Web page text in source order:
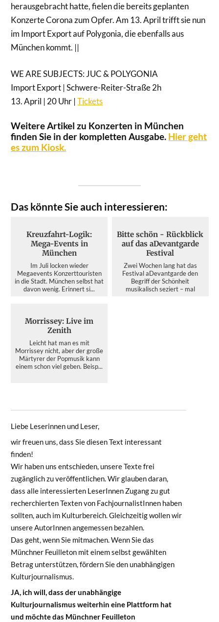
herausgebracht hatte, fielen die bereits geplanten
Konzerte Corona zum Opfer. Am 13. April trifft sie nun
im Import Export auf Polygonia, die ebenfalls aus
München kommt. ||
WE ARE SUBJECTS: JUC & POLYGONIA
Import Export | Schwere-Reiter-Straße 2h
13. April | 20 Uhr |Tickets
Weitere Artikel zu Konzerten in München
finden Sie in der kompletten Ausgabe. Hier geht
es zum Kiosk.
Das könnte Sie auch interessieren:
Kreuzfahrt-Logik:
Mega-Events in
München
Im Juli locken wieder
Megaevents Konzerttouristen
in die Stadt. München selbst hat
davon wenig. Erinnert si...
Bitte schön - Rückblick
auf das aDevantgarde
Festival
Zwei Wochen lang hat das
Festival aDevantgarde den
Begriff der Schönheit
musikalisch seziert – mal
Morrissey: Live im
Zenith
Leicht hat man es mit
Morrissey nicht, aber der große
Märtyrer der Popmusik kann
einem schon viel geben. Beisp...
Liebe Leserinnen und Leser,
wir freuen uns, dass Sie diesen Text interessant
finden!
Wir haben uns entschieden, unsere Texte frei
zugänglich zu veröffentlichen. Wir glauben daran,
dass alle interessierten LeserInnen Zugang zu gut
recherchierten Texten von FachjournalistInnen haben
sollten, auch im Kulturbereich. Gleichzeitig wollen wir
unsere AutorInnen angemessen bezahlen.
Das geht, wenn Sie mitmachen. Wenn Sie das
Münchner Feuilleton mit einem selbst gewählten
Betrag unterstützen, fördern Sie den unabhängigen
Kulturjournalismus.
JA, ich will, dass der unabhängige
Kulturjournalismus weiterhin eine Plattform hat
und möchte das Münchner Feuilleton